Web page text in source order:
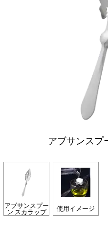
アブサンスプ
アブサンスプー
ン スカラップ 使用イメージ